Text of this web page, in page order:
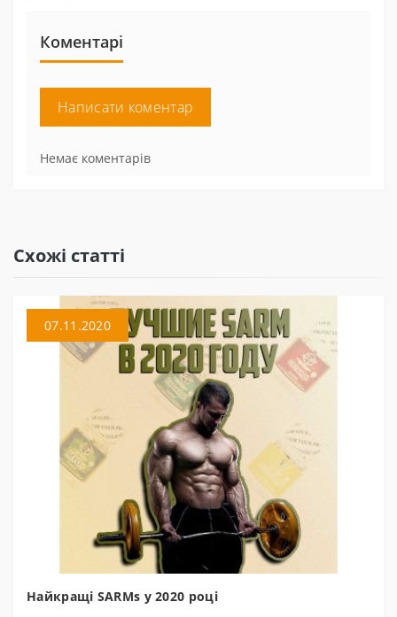
Коментарі
Написати коментар
Немає коментарів
Схожі статті
07.11.2020
Найкращі SARMs у 2020 році